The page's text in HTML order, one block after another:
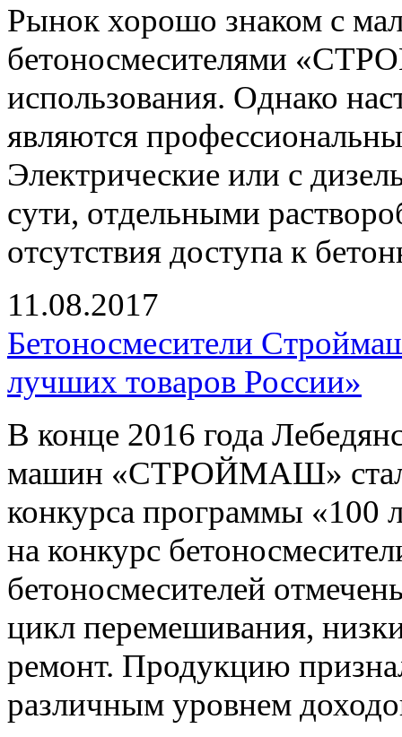
Рынок хорошо знаком с
бетоносмесителями
использования. Однако
являются
Электрические или с
сути, отдельными
отсутствия доступа к
11.08.2017
Бетоносмесители
лучших товаров России»
В конце 2016 года
машин «СТРОЙМАШ» стал
конкурса программы «100
на конкурс
бетоносмесителей
цикл перемешивания,
ремонт. Продукцию
различным уровнем